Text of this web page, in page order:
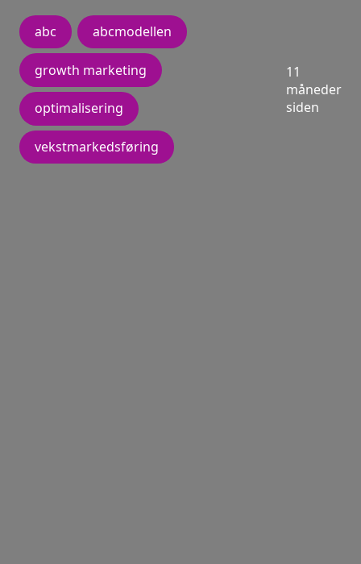
abc abcmodellen
growth marketing
optimalisering
vekstmarkedsføring
11
måneder
siden